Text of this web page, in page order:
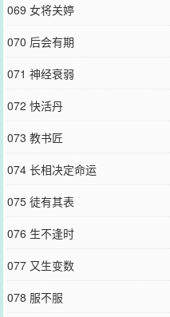
069 女将关婷
070 后会有期
071 神经衰弱
072 快活丹
073 教书匠
074 长相决定命运
075 徒有其表
076 生不逢时
077 又生变数
078 服不服